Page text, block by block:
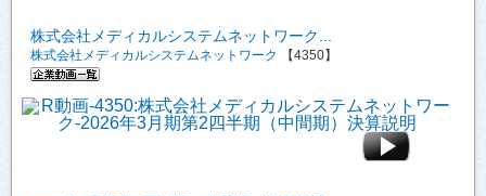
株式会社メディカルシステムネットワーク...
株式会社メディカルシステムネットワーク 【4350】